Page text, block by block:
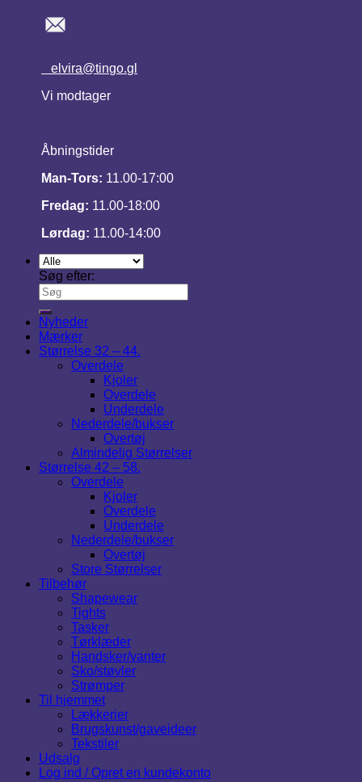
elvira@tingo.gl
Vi modtager
Åbningstider
Man-Tors: 11.00-17:00
Fredag: 11.00-18:00
Lørdag: 11.00-14:00
Søg efter:
Nyheder
Mærker
Størrelse 32 – 44.
Overdele
Kjoler
Overdele
Underdele
Nederdele/bukser
Overtøj
Almindelig Størrelser
Størrelse 42 – 58.
Overdele
Kjoler
Overdele
Underdele
Nederdele/bukser
Overtøj
Store Størrelser
Tilbehør
Shapewear
Tights
Tasker
Tørklæder
Handsker/vanter
Sko/støvler
Strømper
Til hjemmet
Lækkerier
Brugskunst/gaveideer
Tekstiler
Udsalg
Log ind / Opret en kundekonto